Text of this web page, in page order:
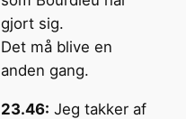
gjort sig.
Det må blive en
anden gang.
23.46: Jeg takker af